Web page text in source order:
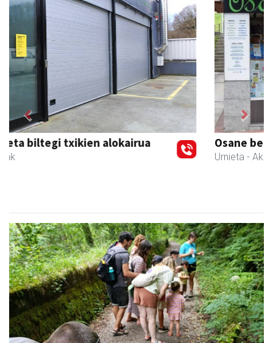
Osane belar eta eko denda
Urnieta
Previous Next